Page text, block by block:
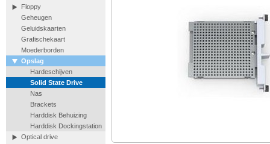
Floppy
Geheugen
Geluidskaarten
Grafischekaart
Moederborden
Opslag
Hardeschijven
Solid State Drive
Nas
Brackets
Harddisk Behuizing
Harddisk Dockingstation
Optical drive